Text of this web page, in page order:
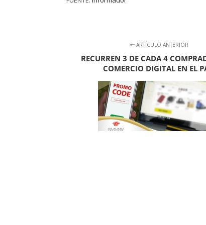
ARTÍCULO ANTERIOR
RECURREN 3 DE CADA 4
COMERCIO DIGITAL EN EL